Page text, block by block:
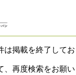
は掲載を終了してお
、再度検索をお願い